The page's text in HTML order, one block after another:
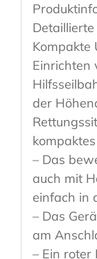
Kompakte
Einrichten
der
– Das
auch mit
einfach in
– Das
am
– Ein roter